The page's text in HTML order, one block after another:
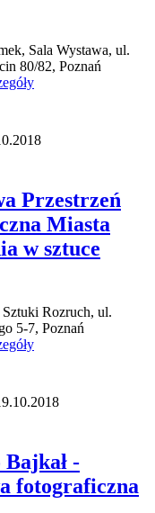
Sala Wystawa, ul.
80/82, Poznań
Przestrzeń
Miasta
w sztuce
Rozruch, ul.
5-7, Poznań
-
fotograficzna